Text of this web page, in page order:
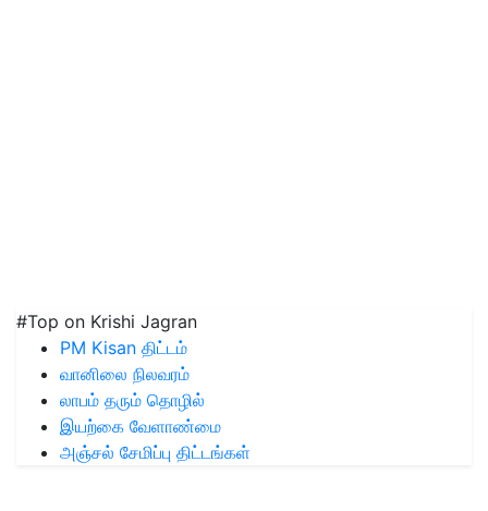
#Top on Krishi Jagran
PM Kisan திட்டம்
வானிலை நிலவரம்
லாபம் தரும் தொழில்
இயற்கை வேளாண்மை
அஞ்சல் சேமிப்பு திட்டங்கள்